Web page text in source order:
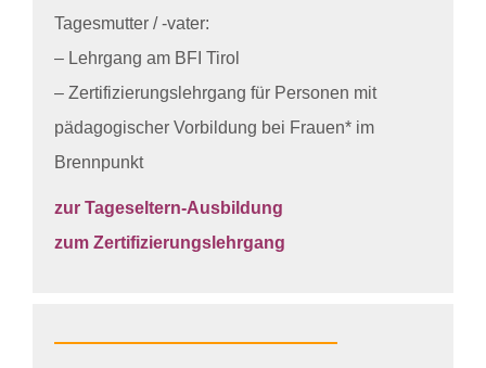
Tagesmutter / -vater:
– Lehrgang am BFI Tirol
– Zertifizierungslehrgang für Personen mit
pädagogischer Vorbildung bei Frauen* im
Brennpunkt
zur Tageseltern-Ausbildung
zum Zertifizierungslehrgang